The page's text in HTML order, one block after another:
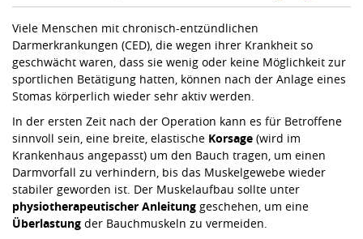
Viele Menschen mit chronisch-entzündlichen
Darmerkrankungen (CED), die wegen ihrer Krankheit so
geschwächt waren, dass sie wenig oder keine Möglichkeit zur
sportlichen Betätigung hatten, können nach der Anlage eines
Stomas körperlich wieder sehr aktiv werden.
In der ersten Zeit nach der Operation kann es für Betroffene
sinnvoll sein, eine breite, elastische Korsage (wird im
Krankenhaus angepasst) um den Bauch tragen, um einen
Darmvorfall zu verhindern, bis das Muskelgewebe wieder
stabiler geworden ist. Der Muskelaufbau sollte unter
physiotherapeutischer Anleitung geschehen, um eine
Überlastung der Bauchmuskeln zu vermeiden.